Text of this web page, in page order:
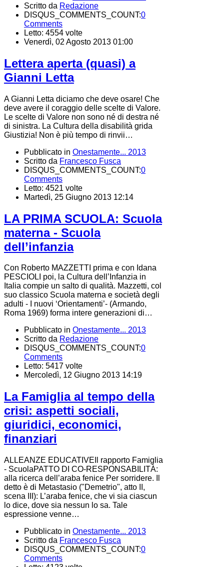
Scritto da Redazione
DISQUS_COMMENTS_COUNT:0
Comments
Letto: 4554 volte
Venerdì, 02 Agosto 2013 01:00
Lettera aperta (quasi) a
Gianni Letta
A Gianni Letta diciamo che deve osare! Che
deve avere il coraggio delle scelte di Valore.
Le scelte di Valore non sono né di destra né
di sinistra. La Cultura della disabilità grida
Giustizia! Non è più tempo di rinvii…
Pubblicato in Onestamente... 2013
Scritto da Francesco Fusca
DISQUS_COMMENTS_COUNT:0
Comments
Letto: 4521 volte
Martedì, 25 Giugno 2013 12:14
LA PRIMA SCUOLA: Scuola
materna - Scuola
dell’infanzia
Con Roberto MAZZETTI prima e con Idana
PESCIOLI poi, la Cultura dell’Infanzia in
Italia compie un salto di qualità. Mazzetti, col
suo classico Scuola materna e società degli
adulti - I nuovi ‘Orientamenti’- (Armando,
Roma 1969) forma intere generazioni di…
Pubblicato in Onestamente... 2013
Scritto da Redazione
DISQUS_COMMENTS_COUNT:0
Comments
Letto: 5417 volte
Mercoledì, 12 Giugno 2013 14:19
La Famiglia al tempo della
crisi: aspetti sociali,
giuridici, economici,
finanziari
ALLEANZE EDUCATIVEIl rapporto Famiglia
- ScuolaPATTO DI CO-RESPONSABILITÀ:
alla ricerca dell’araba fenice Per sorridere. Il
detto è di Metastasio ("Demetrio", atto II,
scena III): L’araba fenice, che vi sia ciascun
lo dice, dove sia nessun lo sa. Tale
espressione venne…
Pubblicato in Onestamente... 2013
Scritto da Francesco Fusca
DISQUS_COMMENTS_COUNT:0
Comments